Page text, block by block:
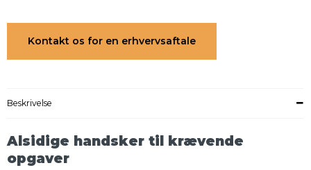
Kontakt os for en erhvervsaftale
Beskrivelse
Alsidige handsker til krævende
opgaver